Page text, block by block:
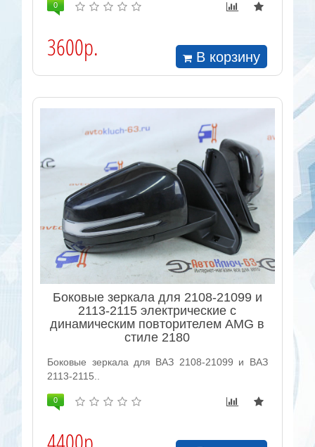
0
3600р. В корзину
Боковые зеркала для 2108-21099 и
2113-2115 электрические с
динамическим повторителем AMG в
стиле 2180
Боковые зеркала для ВАЗ 2108-21099 и ВАЗ
2113-2115..
0